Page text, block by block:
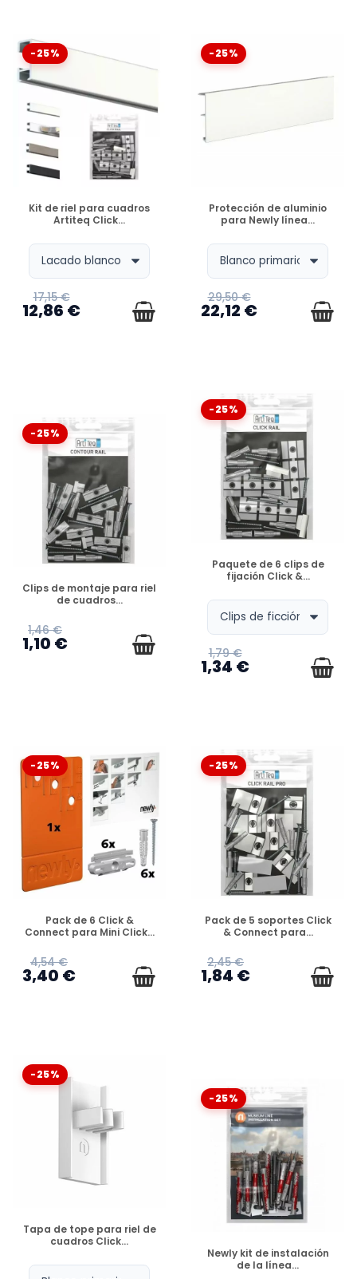
-25%
DISPONIBLE
Kit de riel para cuadros
Artiteq Click...
17,15 €
12,86 €
-25%
DISPONIBLE
Protección de aluminio
para Newly línea...
29,50 €
22,12 €
-25%
DISPONIBLE
Clips de montaje para riel
de cuadros...
1,46 €
1,10 €
-25%
DISPONIBLE
Paquete de 6 clips de
fijación Click &...
1,79 €
1,34 €
-25%
DISPONIBLE
Pack de 6 Click &
Connect para Mini Click...
4,54 €
3,40 €
-25%
DISPONIBLE
Pack de 5 soportes Click
& Connect para...
2,45 €
1,84 €
-25%
DISPONIBLE
Tapa de tope para riel de
cuadros Click...
-25%
DISPONIBLE
Newly kit de instalación
de la línea...